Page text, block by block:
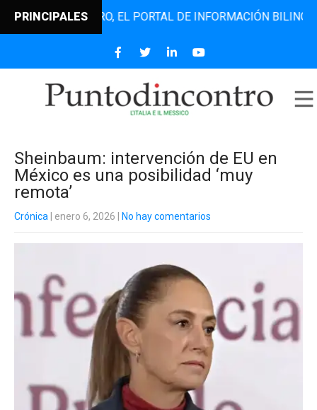
PRINCIPALESEL PORTAL DE INFORMACIÓN BILINGÜE
Sheinbaum: intervención de EU en
México es una posibilidad ‘muy
remota’
Crónica | enero 6, 2026 No hay comentarios